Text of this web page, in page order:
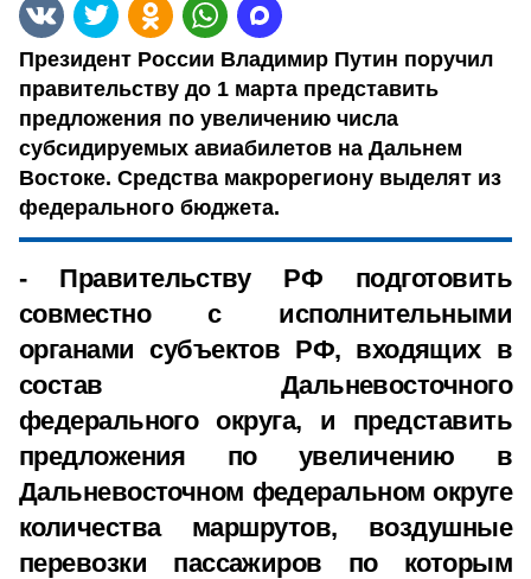
Президент России Владимир Путин поручил
правительству до 1 марта представить
предложения по увеличению числа
субсидируемых авиабилетов на Дальнем
Востоке. Средства макрорегиону выделят из
федерального бюджета.
- Правительству РФ подготовить
совместно с исполнительными
органами субъектов РФ, входящих в
состав Дальневосточного
федерального округа, и представить
предложения по увеличению в
Дальневосточном федеральном округе
количества маршрутов, воздушные
перевозки пассажиров по которым